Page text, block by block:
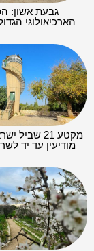
גבעת אשון:
הארכיאולוגי
מקטע 21
מודיעין עד יד